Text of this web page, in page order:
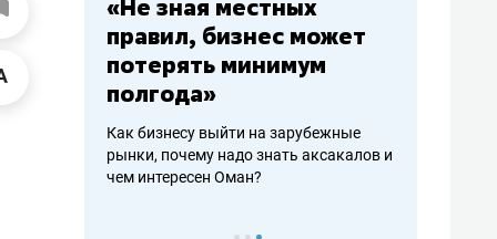
работа «Не зная местных
правил, бизнес может
потерять минимум
полгода»
Как бизнесу выйти на зарубежные
рынки, почему надо знать аксакалов и
чем интересен Оман?